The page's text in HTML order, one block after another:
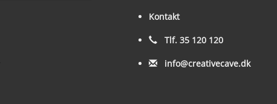
Kontakt
Tlf. 35 120 120
info@creativecave.dk